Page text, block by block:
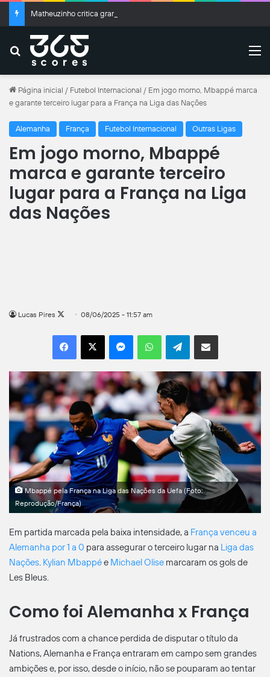
Buscar
Página inicial / Futebol Internacional / Em jogo morno, Mbappé marca
e garante terceiro lugar para a França na Liga das Nações
Alemanha França Futebol Internacional Outras Ligas
Em jogo morno, Mbappé
marca e garante terceiro
lugar para a França na Liga
das Nações
Lucas Pires
Follow
X
08/06/2025 - 11:57 am
Facebook
X MessengerWhatsAppTelegramCompartilhar por e-mail
Mbappé pela França na Liga das Nações da Uefa (Foto:
Reprodução/França)
Em partida marcada pela baixa intensidade, a França venceu a
Alemanha por 1 a 0 para assegurar o terceiro lugar na Liga das
Nações. Kylian Mbappée Michael Olise marcaram os gols de
Les Bleus.
Como foi Alemanha x França
Já frustrados com a chance perdida de disputar o título da
Nations, Alemanha e França entraram em campo sem grandes
ambições e, por isso, desde o início, não se pouparam ao tentar